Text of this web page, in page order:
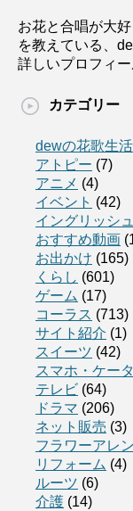
お花と合唱が大
を教えている、
詳しいプロフィ
カテゴリー
dewの花歌生活
アトピー (7)
アニメ (4)
イベント (42)
イングリッシ
おすすめ動画
お出かけ (165)
くらし (601)
ゲーム (17)
コーラス (713)
サイト紹介 (1)
スイーツ (42)
スマホ・ケー
テレビ (64)
ドラマ (206)
ネット販売 (3)
フラワーアレ
リフォーム (4)
ルーツ (6)
介護 (14)